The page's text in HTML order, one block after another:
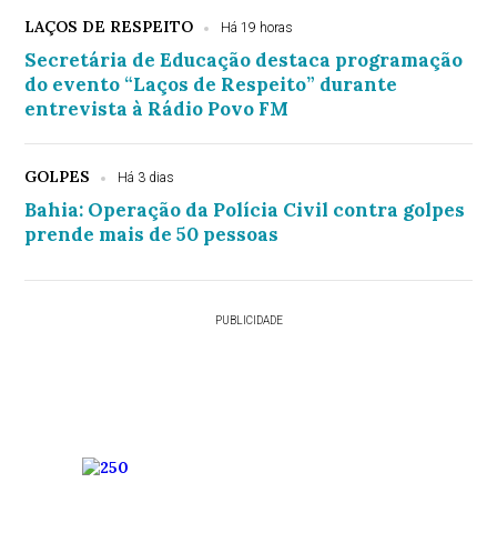
LAÇOS DE RESPEITO Há 19 horas
Secretária de Educação destaca programação
do evento “Laços de Respeito” durante
entrevista à Rádio Povo FM
GOLPES Há 3 dias
Bahia: Operação da Polícia Civil contra golpes
prende mais de 50 pessoas
PUBLICIDADE